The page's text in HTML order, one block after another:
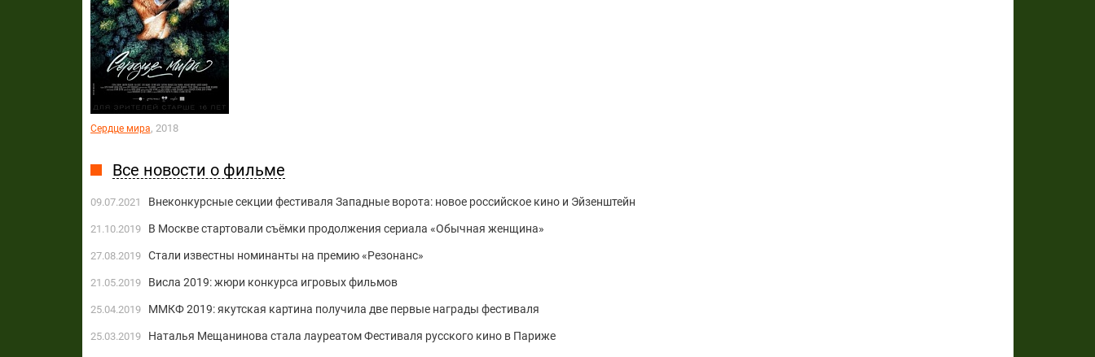
Сердце мира, 2018
Все новости о фильме
09.07.2021 Внеконкурсные секции фестиваля Западные ворота: новое российское кино и Эйзенштейн
21.10.2019 В Москве стартовали съёмки продолжения сериала «Обычная женщина»
27.08.2019 Стали известны номинанты на премию «Резонанс»
21.05.2019 Висла 2019: жюри конкурса игровых фильмов
25.04.2019 ММКФ 2019: якутская картина получила две первые награды фестиваля
25.03.2019 Наталья Мещанинова стала лауреатом Фестиваля русского кино в Париже